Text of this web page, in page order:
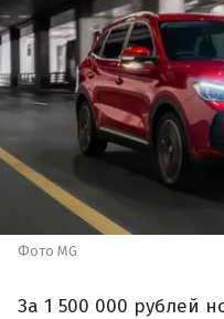
Фото MG
За 1 500 000 рублей